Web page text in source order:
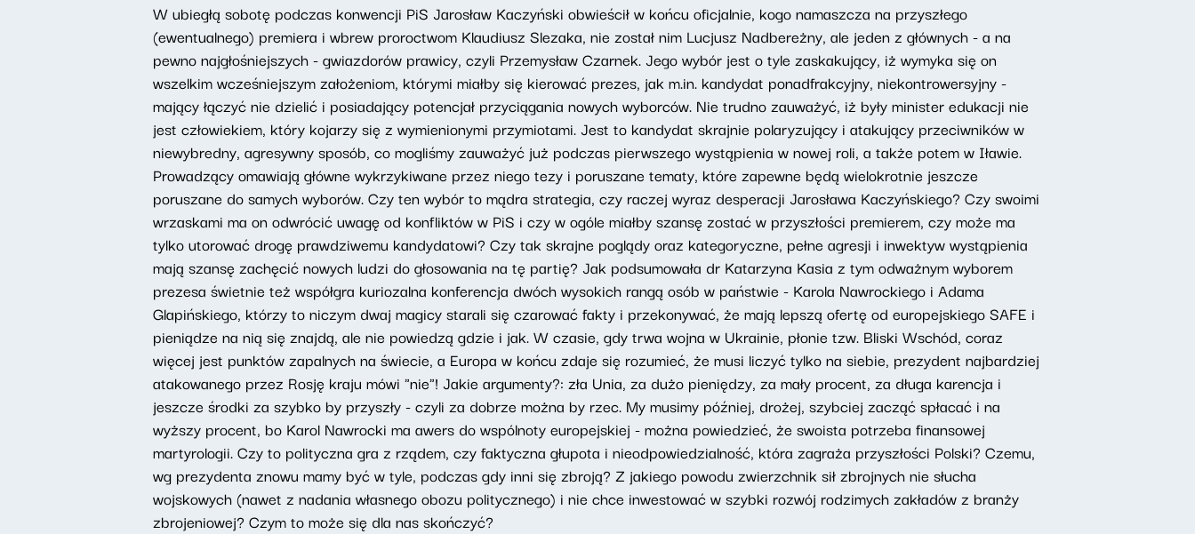
W ubiegłą sobotę podczas konwencji PiS Jarosław Kaczyński obwieścił w końcu oficjalnie, kogo namaszcza na przyszłego
(ewentualnego) premiera i wbrew proroctwom Klaudiusz Slezaka, nie został nim Lucjusz Nadbereżny, ale jeden z głównych - a na
pewno najgłośniejszych - gwiazdorów prawicy, czyli Przemysław Czarnek. Jego wybór jest o tyle zaskakujący, iż wymyka się on
wszelkim wcześniejszym założeniom, którymi miałby się kierować prezes, jak m.in. kandydat ponadfrakcyjny, niekontrowersyjny -
mający łączyć nie dzielić i posiadający potencjał przyciągania nowych wyborców. Nie trudno zauważyć, iż były minister edukacji nie
jest człowiekiem, który kojarzy się z wymienionymi przymiotami. Jest to kandydat skrajnie polaryzujący i atakujący przeciwników w
niewybredny, agresywny sposób, co mogliśmy zauważyć już podczas pierwszego wystąpienia w nowej roli, a także potem w Iławie.
Prowadzący omawiają główne wykrzykiwane przez niego tezy i poruszane tematy, które zapewne będą wielokrotnie jeszcze
poruszane do samych wyborów. Czy ten wybór to mądra strategia, czy raczej wyraz desperacji Jarosława Kaczyńskiego? Czy swoimi
wrzaskami ma on odwrócić uwagę od konfliktów w PiS i czy w ogóle miałby szansę zostać w przyszłości premierem, czy może ma
tylko utorować drogę prawdziwemu kandydatowi? Czy tak skrajne poglądy oraz kategoryczne, pełne agresji i inwektyw wystąpienia
mają szansę zachęcić nowych ludzi do głosowania na tę partię? Jak podsumowała dr Katarzyna Kasia z tym odważnym wyborem
prezesa świetnie też współgra kuriozalna konferencja dwóch wysokich rangą osób w państwie - Karola Nawrockiego i Adama
Glapińskiego, którzy to niczym dwaj magicy starali się czarować fakty i przekonywać, że mają lepszą ofertę od europejskiego SAFE i
pieniądze na nią się znajdą, ale nie powiedzą gdzie i jak. W czasie, gdy trwa wojna w Ukrainie, płonie tzw. Bliski Wschód, coraz
więcej jest punktów zapalnych na świecie, a Europa w końcu zdaje się rozumieć, że musi liczyć tylko na siebie, prezydent najbardziej
atakowanego przez Rosję kraju mówi "nie"! Jakie argumenty?: zła Unia, za dużo pieniędzy, za mały procent, za długa karencja i
jeszcze środki za szybko by przyszły - czyli za dobrze można by rzec. My musimy później, drożej, szybciej zacząć spłacać i na
wyższy procent, bo Karol Nawrocki ma awers do wspólnoty europejskiej - można powiedzieć, że swoista potrzeba finansowej
martyrologii. Czy to polityczna gra z rządem, czy faktyczna głupota i nieodpowiedzialność, która zagraża przyszłości Polski? Czemu,
wg prezydenta znowu mamy być w tyle, podczas gdy inni się zbroją? Z jakiego powodu zwierzchnik sił zbrojnych nie słucha
wojskowych (nawet z nadania własnego obozu politycznego) i nie chce inwestować w szybki rozwój rodzimych zakładów z branży
zbrojeniowej? Czym to może się dla nas skończyć?